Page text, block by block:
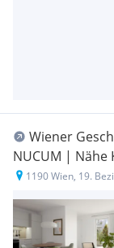
Wiener
NUCUM | Nähe
Beethovengang |
1190 Wien, 19.